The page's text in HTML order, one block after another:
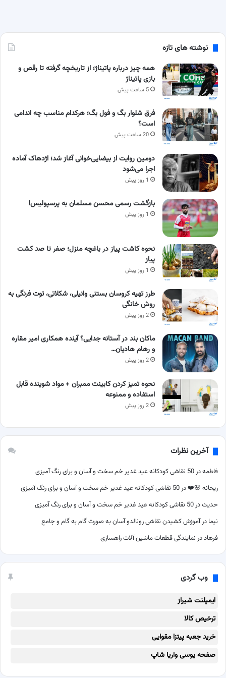
نوشته های تازه
همه چیز درباره پاتیناژ؛ از تاریخچه گرفته تا رقص و
بازی پاتیناژ
5 ساعت پیش
فرق شلوار بگ و فول بگ؛ هرکدام مناسب چه اندامی
است؟
20 ساعت پیش
دومین روایت از بیضایی‌خوانی آغاز شد؛ اژدهاک آماده
اجرا می‌شود
1 روز پیش
بازگشت رسمی محسن مسلمان به پرسپولیس!
1 روز پیش
نحوه کاشت پیاز در باغچه منزل؛ صفر تا صد کشت
پیاز
1 روز پیش
طرز تهیه کروسان بستنی وانیلی، شکلاتی، توت فرنگی به
روش خانگی
2 روز پیش
ماکان بند در آستانه جدایی؟ آینده همکاری امیر مقاره
و رهام هادیان…
2 روز پیش
نحوه تمیز کردن کابینت ممبران + مواد شوینده قابل
استفاده و ممنوعه
2 روز پیش
آخرین نظرات
فاطمهدر50 نقاشی کودکانه عید غدیر خم سخت و آسان و برای رنگ آمیزی
ریحانه 🌸❤️در50 نقاشی کودکانه عید غدیر خم سخت و آسان و برای رنگ آمیزی
حدیثدر50 نقاشی کودکانه عید غدیر خم سخت و آسان و برای رنگ آمیزی
نیما درآموزش کشیدن نقاشی رونالدو آسان به صورت گام به گام و جامع
فرهاددر نمایندگی قطعات ماشین آلات راهسازی
وب گردی
ایمپلنت شیراز
ترخیص کالا
خرید جعبه پیتزا مقوایی
صفحه یوسی واریا شاپ